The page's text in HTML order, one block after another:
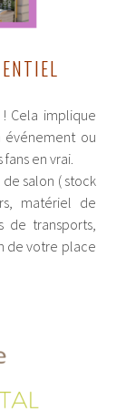
Cela implique
ou
en vrai.
salon ( stock
matériel de
de transports,
de votre place